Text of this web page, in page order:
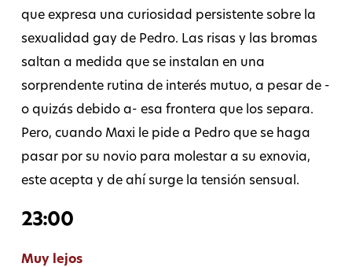
que expresa una curiosidad persistente sobre la
sexualidad gay de Pedro. Las risas y las bromas
saltan a medida que se instalan en una
sorprendente rutina de interés mutuo, a pesar de -
o quizás debido a- esa frontera que los separa.
Pero, cuando Maxi le pide a Pedro que se haga
pasar por su novio para molestar a su exnovia,
este acepta y de ahí surge la tensión sensual.
23:00
Muy lejos